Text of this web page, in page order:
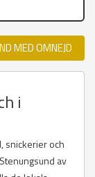
MED OMNEJD
i
snickerier och
av